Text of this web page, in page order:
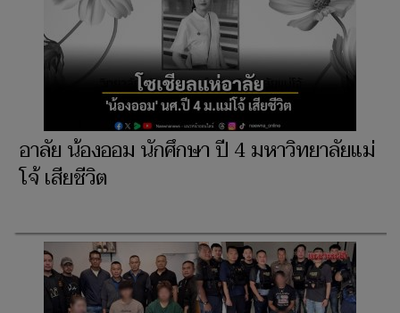
อาลัย น้องออม นักศึกษา ปี 4 มหาวิทยาลัยแม่
โจ้ เสียชีวิต